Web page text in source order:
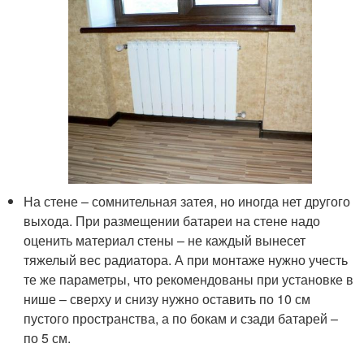
На стене – сомнительная затея, но иногда нет другого
выхода. При размещении батареи на стене надо
оценить материал стены – не каждый вынесет
тяжелый вес радиатора. А при монтаже нужно учесть
те же параметры, что рекомендованы при установке в
нише – сверху и снизу нужно оставить по 10 см
пустого пространства, а по бокам и сзади батарей –
по 5 см.